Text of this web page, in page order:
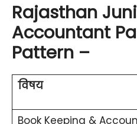
Rajasthan
Accountant
Pattern –
विषय
Book Keeping &